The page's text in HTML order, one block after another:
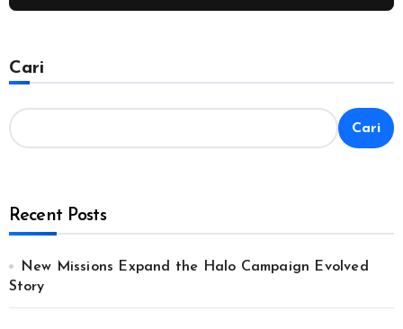
Cari
Cari
Recent Posts
New Missions Expand the Halo Campaign Evolved
Story